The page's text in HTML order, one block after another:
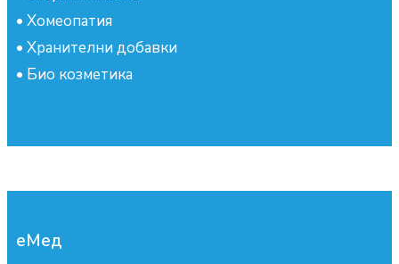
• Хомеопатия
• Хранителни добавки
• Био козметика
еМед